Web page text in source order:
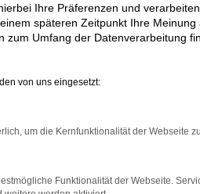
MEINUNG IST UNS
Ihre Präferenzen und
späteren Zeitpunkt Ihre
zum Umfang der Datenverarbeitung
von uns eingesetzt:
um die Kernfunktionalität der Webseite
Funktionalität der Webseite.